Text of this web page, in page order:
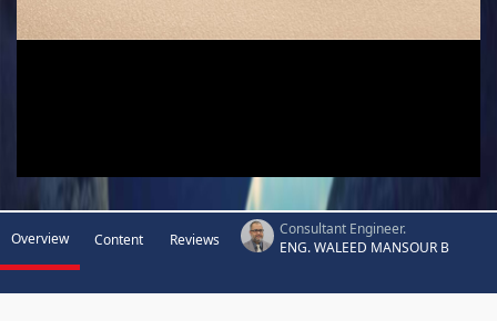
Overview Content Reviews
Consultant Engineer.
ENG. WALEED MANSOUR B